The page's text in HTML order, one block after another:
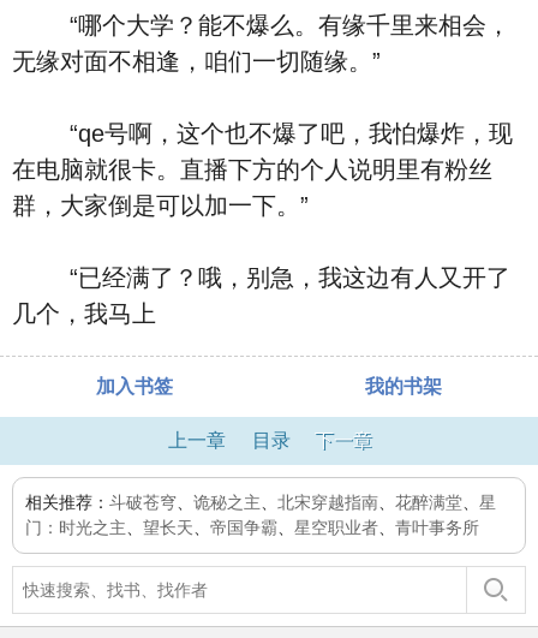
“哪个大学？能不爆么。有缘千里来相会，
无缘对面不相逢，咱们一切随缘。”
“qe号啊，这个也不爆了吧，我怕爆炸，现
在电脑就很卡。直播下方的个人说明里有粉丝
群，大家倒是可以加一下。”
“已经满了？哦，别急，我这边有人又开了
几个，我马上
加入书签 我的书架
上一章 目录 下一章
相关推荐： 斗破苍穹 诡秘之主 北宋穿越指南 花醉满堂
星
门：时光之主
望长天 帝国争霸 星空职业者 青叶事务所